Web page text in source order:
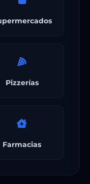
Pizzerías
Farmacias